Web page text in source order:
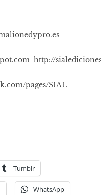
http://
pages/SIAL-
Tumblr
WhatsApp